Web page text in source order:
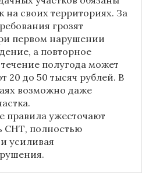
на своих территориях. За
грозят
первом нарушении
а повторное
полугода может
20 до 50 тысяч рублей. В
возможно даже
правила ужесточают
СНТ, полностью
усиливая